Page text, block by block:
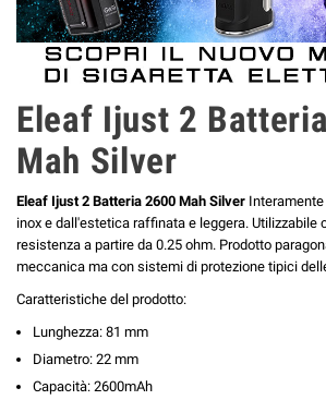
Eleaf Ijust 2
Mah Silver
Eleaf Ijust 2 Batteria 2600 Mah Silver
inox e dall'estetica raffinata e leggera. Utilizzabile
resistenza a partire da 0.25 ohm. Prodotto
meccanica ma con sistemi di protezione tipici
Caratteristiche del prodotto:
Lunghezza: 81 mm
Diametro: 22 mm
Capacità: 2600mAh